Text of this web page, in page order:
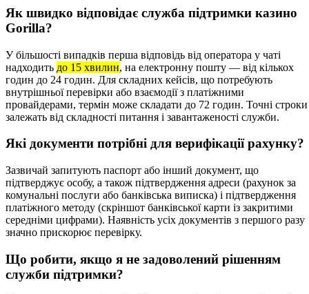
Як швидко відповідає служба підтримки казино
Gorilla?
У більшості випадків перша відповідь від оператора у чаті
надходить до 15 хвилин, на електронну пошту — від кількох
годин до 24 годин. Для складних кейсів, що потребують
внутрішньої перевірки або взаємодії з платіжними
провайдерами, термін може складати до 72 годин. Точні строки
залежать від складності питання і завантаженості служби.
Які документи потрібні для верифікації рахунку?
Зазвичай запитують паспорт або інший документ, що
підтверджує особу, а також підтвердження адреси (рахунок за
комунальні послуги або банківська виписка) і підтвердження
платіжного методу (скріншот банківської карти із закритими
середніми цифрами). Наявність усіх документів з першого разу
значно прискорює перевірку.
Що робити, якщо я не задоволений рішенням
служби підтримки?